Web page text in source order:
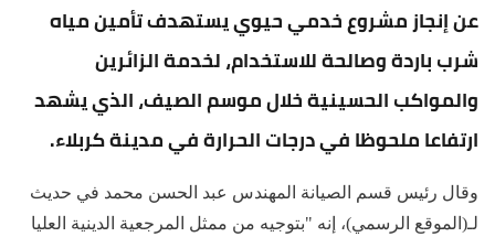
عن إنجاز مشروع خدمي حيوي يستهدف تأمين مياه
شرب باردة وصالحة للاستخدام، لخدمة الزائرين
والمواكب الحسينية خلال موسم الصيف، الذي يشهد
ارتفاعا ملحوظا في درجات الحرارة في مدينة كربلاء.
وقال رئيس قسم الصيانة المهندس عبد الحسن محمد في حديث
لـ(الموقع الرسمي)، إنه "بتوجيه من ممثل المرجعية الدينية العليا